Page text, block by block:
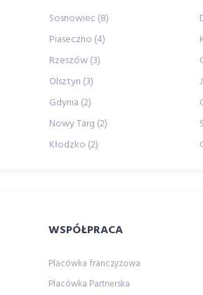
Sosnowiec (8)
Piaseczno (4)
Rzeszów (3)
Olsztyn (3)
Gdynia (2)
Nowy Targ (2)
Kłodzko (2)
WSPÓŁPRACA
Placówka franczyzowa
Placówka Partnerska